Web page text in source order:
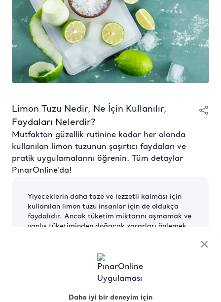
×
Daha iyi bir deneyim için
Limon Tuzu Nedir, Ne İçin Kullanılır,
Faydaları Nelerdir?
Mutfaktan güzellik rutinine kadar her alanda
kullanılan limon tuzunun şaşırtıcı faydaları ve
pratik uygulamalarını öğrenin. Tüm detaylar
PınarOnline'da!
Yiyeceklerin daha taze ve lezzetli kalması için
kullanılan limon tuzu insanlar için de oldukça
faydalıdır. Ancak tüketim miktarını aşmamak ve
yanlış tüketiminden doğacak zararları önlemek
kullanım alanları hakkında tüm detayları birlikte